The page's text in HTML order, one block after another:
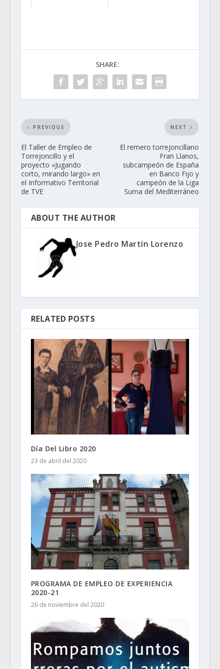
SHARE:
PREVIOUS
El Taller de Empleo de
Torrejoncillo y el
proyecto «Jugando
corto, mirando largo» en
el Informativo Territorial
de TVE
NEXT
El remero torrejoncillano
Fran Llanos,
subcampeón de España
en Banco Fijo y
campeón de la Liga
Suma del Mediterráneo
ABOUT THE AUTHOR
Jose Pedro Martín Lorenzo
RELATED POSTS
Día Del Libro 2020
23 de abril del 2020
PROGRAMA DE EMPLEO DE EXPERIENCIA
2020-21
26 de noviembre del 2020